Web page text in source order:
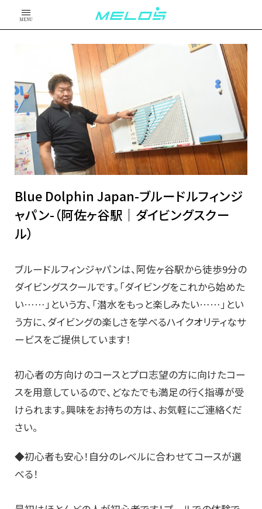
MENU
Blue Dolphin Japan-ブルードルフィンジ
ャパン-（阿佐ヶ谷駅｜ダイビングスクー
ル）
ブルードルフィンジャパンは、阿佐ヶ谷駅から徒歩9分の
ダイビングスクールです。「ダイビングをこれから始めた
い……」という方、「潜水をもっと楽しみたい……」とい
う方に、ダイビングの楽しさを学べるハイクオリティなサ
ービスをご提供しています！
初心者の方向けのコースとプロ志望の方に向けたコー
スを用意しているので、どなたでも満足の行く指導が受
けられます。興味をお持ちの方は、お気軽にご連絡くだ
さい。
◆初心者も安心！自分のレベルに合わせてコースが選
べる！